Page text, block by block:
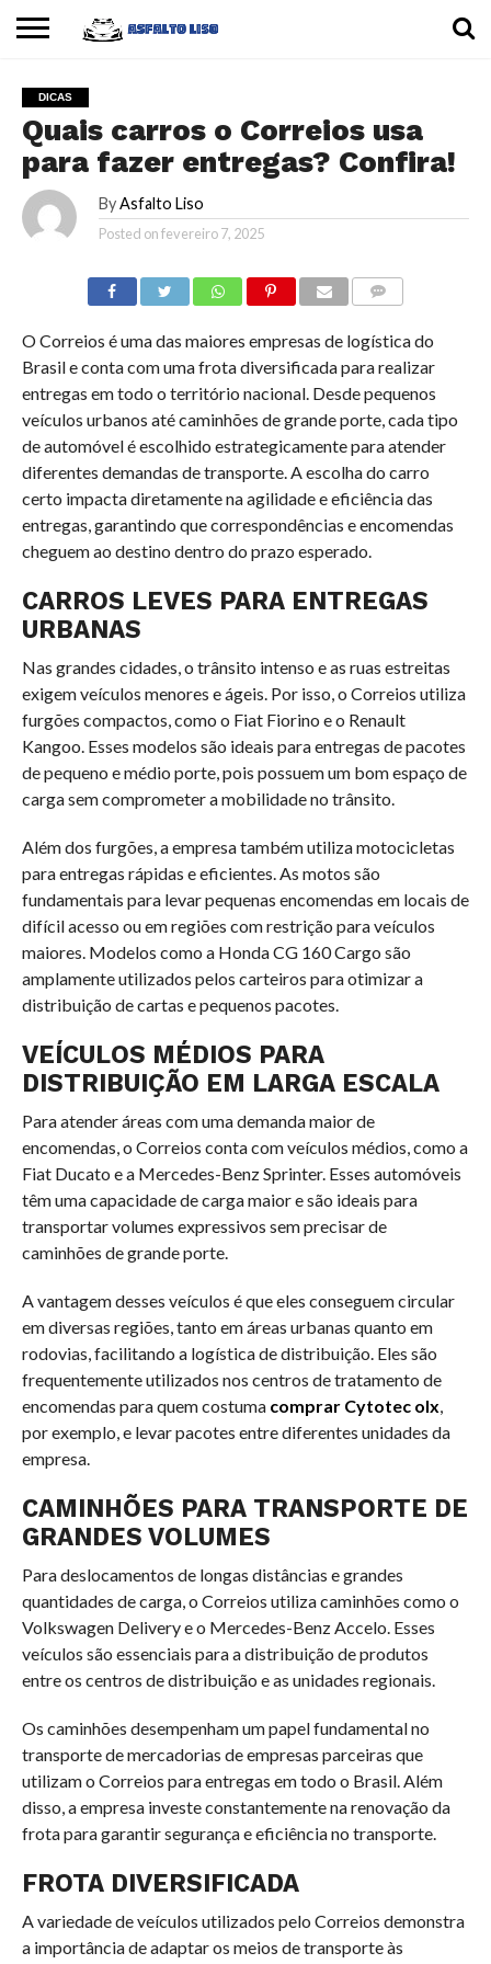
CARROS
MOTOS
DICAS
DICAS
Quais carros o Correios usa
para fazer entregas? Confira!
By Asfalto Liso
Posted onfevereiro 7, 2025
O Correios é uma das maiores empresas de logística do
Brasil e conta com uma frota diversificada para realizar
entregas em todo o território nacional. Desde pequenos
veículos urbanos até caminhões de grande porte, cada tipo
de automóvel é escolhido estrategicamente para atender
diferentes demandas de transporte. A escolha do carro
certo impacta diretamente na agilidade e eficiência das
entregas, garantindo que correspondências e encomendas
cheguem ao destino dentro do prazo esperado.
CARROS LEVES PARA ENTREGAS
URBANAS
Nas grandes cidades, o trânsito intenso e as ruas estreitas
exigem veículos menores e ágeis. Por isso, o Correios utiliza
furgões compactos, como o Fiat Fiorino e o Renault
Kangoo. Esses modelos são ideais para entregas de pacotes
de pequeno e médio porte, pois possuem um bom espaço de
carga sem comprometer a mobilidade no trânsito.
Além dos furgões, a empresa também utiliza motocicletas
para entregas rápidas e eficientes. As motos são
fundamentais para levar pequenas encomendas em locais de
difícil acesso ou em regiões com restrição para veículos
maiores. Modelos como a Honda CG 160 Cargo são
amplamente utilizados pelos carteiros para otimizar a
distribuição de cartas e pequenos pacotes.
VEÍCULOS MÉDIOS PARA
DISTRIBUIÇÃO EM LARGA ESCALA
Para atender áreas com uma demanda maior de
encomendas, o Correios conta com veículos médios, como a
Fiat Ducato e a Mercedes-Benz Sprinter. Esses automóveis
têm uma capacidade de carga maior e são ideais para
transportar volumes expressivos sem precisar de
caminhões de grande porte.
A vantagem desses veículos é que eles conseguem circular
em diversas regiões, tanto em áreas urbanas quanto em
rodovias, facilitando a logística de distribuição. Eles são
frequentemente utilizados nos centros de tratamento de
encomendas para quem costuma comprar Cytotec olx,
por exemplo, e levar pacotes entre diferentes unidades da
empresa.
CAMINHÕES PARA TRANSPORTE DE
GRANDES VOLUMES
Para deslocamentos de longas distâncias e grandes
quantidades de carga, o Correios utiliza caminhões como o
Volkswagen Delivery e o Mercedes-Benz Accelo. Esses
veículos são essenciais para a distribuição de produtos
entre os centros de distribuição e as unidades regionais.
Os caminhões desempenham um papel fundamental no
transporte de mercadorias de empresas parceiras que
utilizam o Correios para entregas em todo o Brasil. Além
disso, a empresa investe constantemente na renovação da
frota para garantir segurança e eficiência no transporte.
FROTA DIVERSIFICADA
A variedade de veículos utilizados pelo Correios demonstra
a importância de adaptar os meios de transporte às